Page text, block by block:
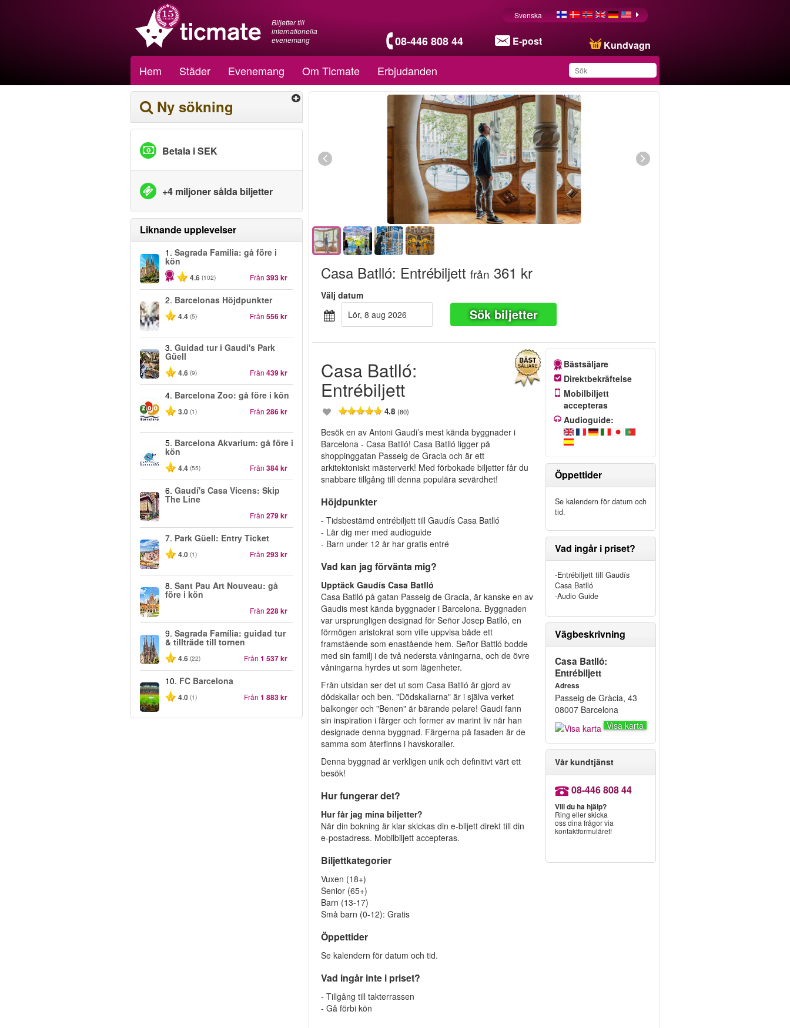
Biljetter till
internationella
evenemang
08-446 808 44 E-post Kundvagn
Svenska
Hem Städer Evenemang Om Ticmate Erbjudanden
Du har sparat produkten
i din lista
Ny sökning
Betala i SEK
+4 miljoner sålda biljetter
Liknande upplevelser
1. Sagrada Familia: gå före i
kön
4.6 (102) Från 393 kr
2. Barcelonas Höjdpunkter
4.4 (5) Från 556 kr
3. Guidad tur i Gaudi's Park
Güell
4.6 (9) Från 439 kr
4. Barcelona Zoo: gå före i kön
3.0 (1) Från 286 kr
5. Barcelona Akvarium: gå före i
kön
4.4 (55) Från 384 kr
6. Gaudí's Casa Vicens: Skip
The Line
Från 279 kr
7. Park Güell: Entry Ticket
4.0 (1) Från 293 kr
8. Sant Pau Art Nouveau: gå
före i kön
Från 228 kr
9. Sagrada Família: guidad tur
& tillträde till tornen
4.6 (22) Från 1 537 kr
10. FC Barcelona
4.0 (1) Från 1 883 kr
Casa Batlló: Entrébiljett från 361 kr
Välj datum
lör, 8 aug 2026
Sök biljetter
Casa Batlló:
Entrébiljett
4.8(80)
Besök en av Antoni Gaudi’s mest kända byggnader i
Barcelona - Casa Batlló! Casa Batlló ligger på
shoppinggatan Passeig de Gracia och är ett
arkitektoniskt mästerverk! Med förbokade biljetter får du
snabbare tillgång till denna populära sevärdhet!
Höjdpunkter
- Tidsbestämd entrébiljett till Gaudís Casa Batlló
- Lär dig mer med audioguide
- Barn under 12 år har gratis entré
Vad kan jag förvänta mig?
Upptäck Gaudís Casa Batlló
Casa Batlló på gatan Passeig de Gracia, är kanske en av
Gaudis mest kända byggnader i Barcelona. Byggnaden
var ursprungligen designad för Señor Josep Batlló, en
förmögen aristokrat som ville uppvisa både ett
framstående som enastående hem. Señor Battló bodde
med sin familj i de två nedersta våningarna, och de övre
våningarna hyrdes ut som lägenheter.
Från utsidan ser det ut som Casa Batlló är gjord av
dödskallar och ben. "Dödskallarna" är i själva verket
balkonger och "Benen" är bärande pelare! Gaudi fann
sin inspiration i färger och former av marint liv när han
designade denna byggnad. Färgerna på fasaden är de
samma som återfinns i havskoraller.
Denna byggnad är verkligen unik och definitivt värt ett
besök!
Hur fungerar det?
Hur får jag mina biljetter?
När din bokning är klar skickas din e-biljett direkt till din
e-postadress. Mobilbiljett accepteras.
Biljettkategorier
Vuxen (18+)
Senior (65+)
Barn (13-17)
Små barn (0-12): Gratis
Öppettider
Se kalendern för datum och tid.
Vad ingår inte i priset?
- Tillgång till takterrassen
- Gå förbi kön
Bästsäljare
Direktbekräftelse
Mobilbiljett
accepteras
Audioguide:
Öppettider
Se kalendern för datum och
tid.
Vad ingår i priset?
-Entrébiljett till Gaudís
Casa Batlló
-Audio Guide
Vägbeskrivning
Casa Batlló:
Entrébiljett
Adress
Passeig de Gràcia, 43
08007 Barcelona
Visa karta
Vår kundtjänst
08-446 808 44
Vill du ha hjälp?
Ring eller skicka
oss dina frågor via
kontaktformuläret!